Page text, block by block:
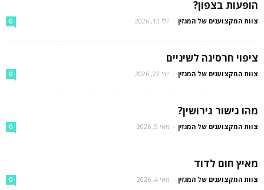
הופעות בצפון?
צוות המקצוענים של המגזין - יולי 13, 2026 0
ציפוי חרסינה לשיניים
צוות המקצוענים של המגזין - יוני 22, 2026 0
מהו גישור גירושין?
צוות המקצוענים של המגזין - מאי 9, 2026 0
מאיץ חום לדוד
צוות המקצוענים של המגזין - מאי 4, 2026 0